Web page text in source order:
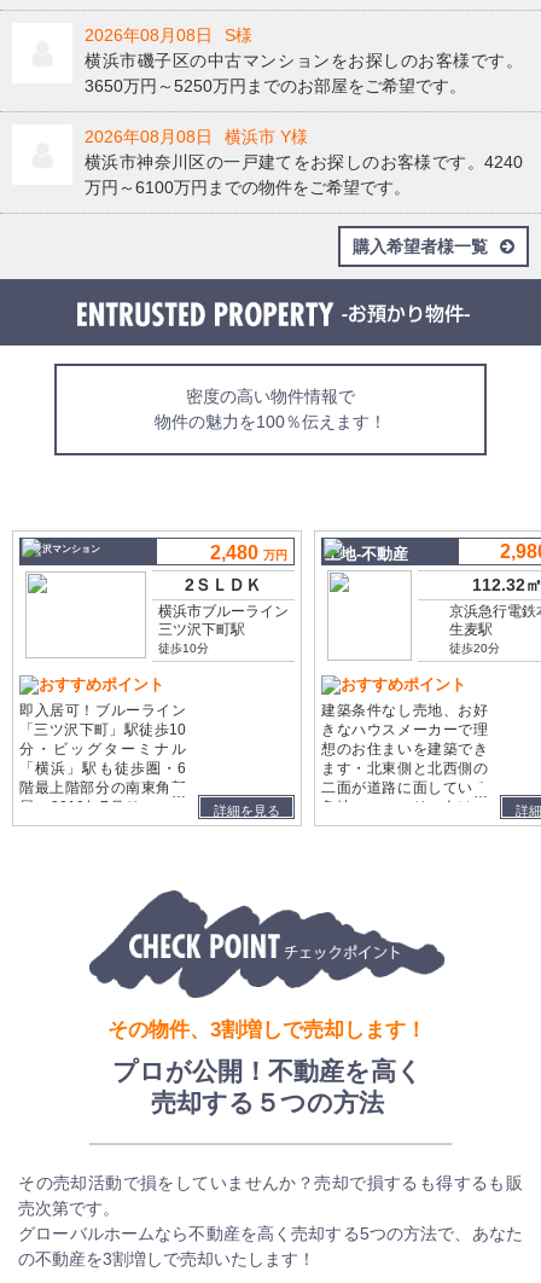
2026年08月08日
S様
横浜市磯子区の中古マンションをお探しのお客様です。
3650万円～5250万円までのお部屋をご希望です。
2026年08月08日
横浜市 Y様
横浜市神奈川区の一戸建てをお探しのお客様です。4240
万円～6100万円までの物件をご希望です。
購入希望者様一覧
密度の高い物件情報で
物件の魅力を100％伝えます！
三ツ沢マンション 2,480 万円
2ＳＬＤＫ
横浜市ブルーライン
三ツ沢下町駅
徒歩10分
詳細を見る
おすすめポイント
即入居可！ブルーライン
「三ツ沢下町」駅徒歩10
分・ビッグターミナル
「横浜」駅も徒歩圏・6
階最上階部分の南東角部
屋・2019年7月リフォー
ム歴有・専有面積82.79
…
土地-不動産
112.32㎡
京浜急行電鉄
生麦駅
徒歩20分
詳
おすすめポイント
建築条件なし売地、お好
きなハウスメーカーで理
想のお住まいを建築でき
ます・北東側と北西側の
二面が道路に面している
角地・ファミリー向けの
間取りを検討しやすい約
…
その物件、3割増しで売却します！
プロが公開！不動産を高く
売却する５つの方法
その売却活動で損をしていませんか？売却で損するも得するも販
売次第です。
グローバルホームなら不動産を高く売却する5つの方法で、あなた
の不動産を3割増しで売却いたします！